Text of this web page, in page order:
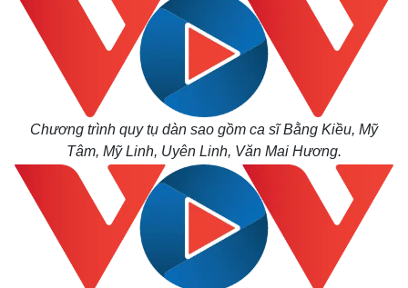
Chương trình quy tụ dàn sao gồm ca sĩ Bằng Kiều, Mỹ
Tâm, Mỹ Linh, Uyên Linh, Văn Mai Hương.